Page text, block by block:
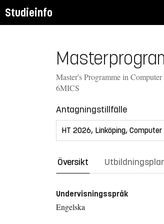
Studieinfo
Master's Programme in
6MICS
Antagningstillfälle
Översikt
Undervisningsspråk
Engelska